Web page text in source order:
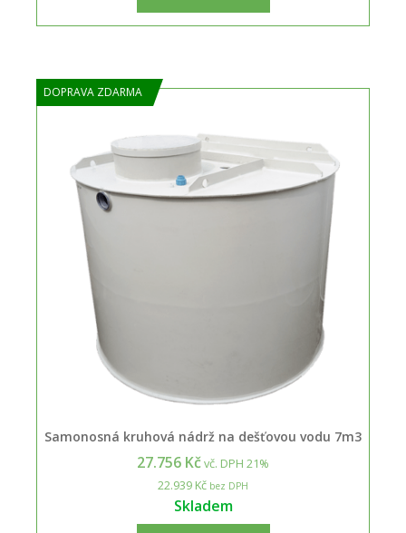
DOPRAVA ZDARMA
Samonosná kruhová nádrž na dešťovou vodu 7m3
27.756 Kčvč. DPH 21%
22.939 Kč bez DPH
Skladem